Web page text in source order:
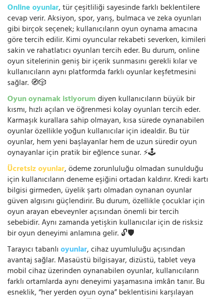
Online oyunlar, tür çeşitliliği sayesinde farklı beklentilere
cevap verir. Aksiyon, spor, yarış, bulmaca ve zeka oyunları
gibi birçok seçenek; kullanıcıların oyun oynama amacına
göre tercih edilir. Kimi oyuncular rekabeti severken, kimileri
sakin ve rahatlatıcı oyunları tercih eder. Bu durum, online
oyun sitelerinin geniş bir içerik sunmasını gerekli kılar ve
kullanıcıların aynı platformda farklı oyunlar keşfetmesini
sağlar. 🧭🎲
Oyun oynamak istiyorumdiyen kullanıcıların büyük bir
kısmı, hızlı açılan ve öğrenmesi kolay oyunları tercih eder.
Karmaşık kurallara sahip olmayan, kısa sürede oynanabilen
oyunlar özellikle yoğun kullanıcılar için idealdir. Bu tür
oyunlar, hem yeni başlayanlar hem de uzun süredir oyun
oynayanlar için pratik bir eğlence sunar. ⚡🕹️
Ücretsiz oyunlar, ödeme zorunluluğu olmadan sunulduğu
için kullanıcıların deneme eşiğini ortadan kaldırır. Kredi kartı
bilgisi girmeden, üyelik şartı olmadan oynanan oyunlar
güven algısını güçlendirir. Bu durum, özellikle çocuklar için
oyun arayan ebeveynler açısından önemli bir tercih
sebebidir. Aynı zamanda yetişkin kullanıcılar için de risksiz
bir oyun deneyimi anlamına gelir. 🔓🛡️
Tarayıcı tabanlıoyunlar, cihaz uyumluluğu açısından
avantaj sağlar. Masaüstü bilgisayar, dizüstü, tablet veya
mobil cihaz üzerinden oynanabilen oyunlar, kullanıcıların
farklı ortamlarda aynı deneyimi yaşamasına imkân tanır. Bu
esneklik, “her yerden oyun oyna” beklentisini karşılayan